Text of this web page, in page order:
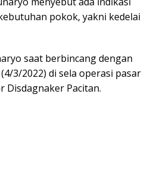
pokok, yakni kedelai
saat berbincang dengan
3/2022) di sela operasi pasar
Disdagnaker Pacitan.